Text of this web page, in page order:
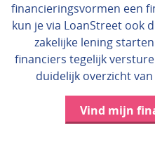
financieringsvormen een
kun je via LoanStreet ook
zakelijke lening
financiers tegelijk
duidelijk overzicht
Vind mijn